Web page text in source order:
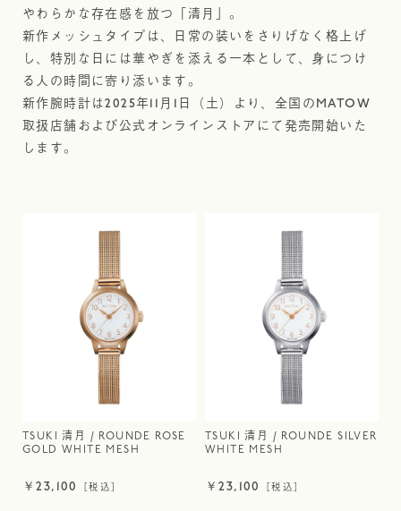
やわらかな存在感を放つ「清月」。
新作メッシュタイプは、日常の装いをさりげなく格上げ
し、特別な日には華やぎを添える一本として、身につけ
る人の時間に寄り添います。
新作腕時計は2025年11月1日（土）より、全国のMATOW
取扱店舗および公式オンラインストアにて発売開始いた
します。
TSUKI 清月 / ROUNDE ROSE
GOLD WHITE MESH
23,100
TSUKI 清月 / ROUNDE SILVER
WHITE MESH
23,100